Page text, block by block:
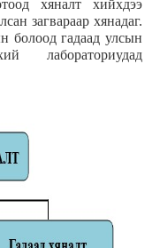
хяналт хийхдээ
загвараар хянадаг.
болоод гадаад улсын
лабораториудад